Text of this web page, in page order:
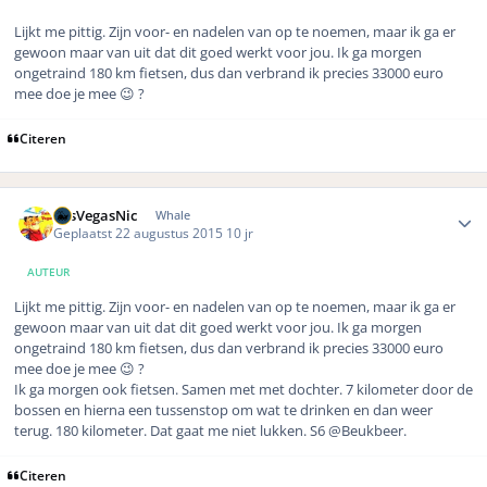
Lijkt me pittig. Zijn voor- en nadelen van op te noemen, maar ik ga er
gewoon maar van uit dat dit goed werkt voor jou. Ik ga morgen
ongetraind 180 km fietsen, dus dan verbrand ik precies 33000 euro
mee doe je mee 😉 ?
Citeren
LasVegasNic Whale
Geplaatst 22 augustus 2015 10 jr
AUTEUR
Lijkt me pittig. Zijn voor- en nadelen van op te noemen, maar ik ga er
gewoon maar van uit dat dit goed werkt voor jou. Ik ga morgen
ongetraind 180 km fietsen, dus dan verbrand ik precies 33000 euro
mee doe je mee 😉 ?
Ik ga morgen ook fietsen. Samen met met dochter. 7 kilometer door de
bossen en hierna een tussenstop om wat te drinken en dan weer
terug. 180 kilometer. Dat gaat me niet lukken. S6 @Beukbeer.
Citeren